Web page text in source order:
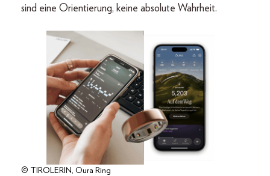
sind eine Orientierung, keine absolute Wahrheit.
© TIROLERIN, Oura Ring